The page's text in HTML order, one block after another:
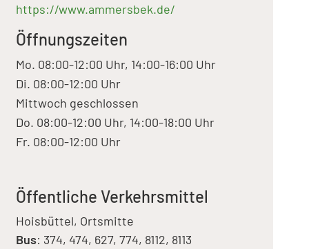
https://www.ammersbek.de/
Öffnungszeiten
Mo. 08:00-12:00 Uhr, 14:00-16:00 Uhr
Di. 08:00-12:00 Uhr
Mittwoch geschlossen
Do. 08:00-12:00 Uhr, 14:00-18:00 Uhr
Fr. 08:00-12:00 Uhr
Öffentliche Verkehrsmittel
Hoisbüttel, Ortsmitte
Bus: 374, 474, 627, 774, 8112, 8113